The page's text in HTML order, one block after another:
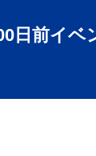
前イベ